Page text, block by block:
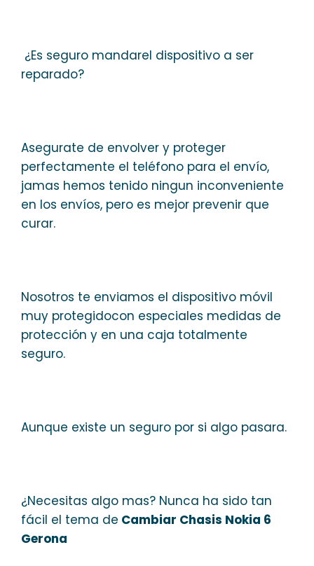
¿Es seguro mandarel dispositivo a ser
reparado?
Asegurate de envolver y proteger
perfectamente el teléfono para el envío,
jamas hemos tenido ningun inconveniente
en los envíos, pero es mejor prevenir que
curar.
Nosotros te enviamos el dispositivo móvil
muy protegidocon especiales medidas de
protección y en una caja totalmente
seguro.
Aunque existe un seguro por si algo pasara.
¿Necesitas algo mas? Nunca ha sido tan
fácil el tema de Cambiar Chasis Nokia 6
Gerona